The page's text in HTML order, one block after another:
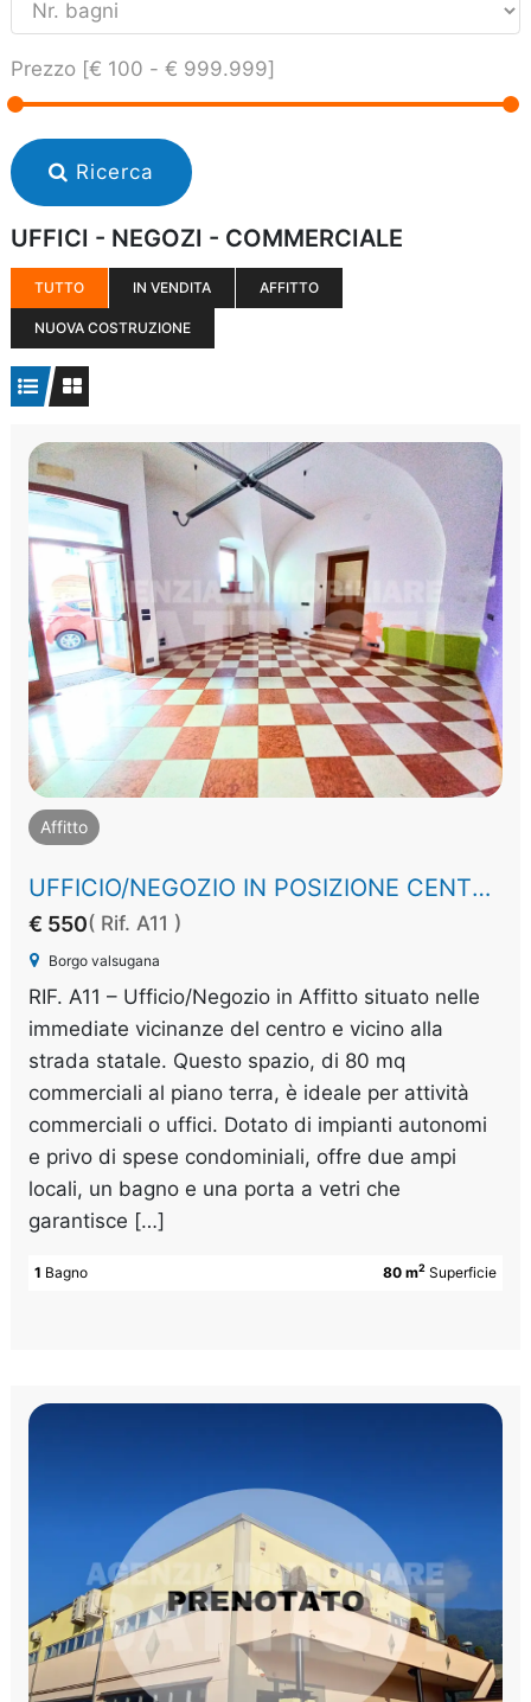
Prezzo [€ 100 -€ 999.999]
Ricerca
UFFICI - NEGOZI - COMMERCIALE
TUTTO IN VENDITA AFFITTO
NUOVA COSTRUZIONE
Affitto
UFFICIO/NEGOZIO IN POSIZIONE CENTRALE
€ 550( Rif. A11 )
Borgo valsugana
RIF. A11 – Ufficio/Negozio in Affitto situato nelle
immediate vicinanze del centro e vicino alla
strada statale. Questo spazio, di 80 mq
commerciali al piano terra, è ideale per attività
commerciali o uffici. Dotato di impianti autonomi
e privo di spese condominiali, offre due ampi
locali, un bagno e una porta a vetri che
garantisce […]
80 m2 Superficie
1 Bagno